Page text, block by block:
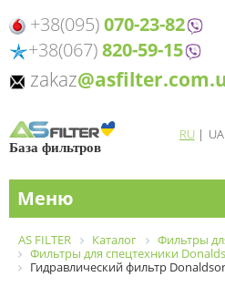
+38(095)070-23-82
+38(067)820-59-15
zakaz
База фильтров
RU| UA
Меню
AS FILTER Каталог
Фильтры
Фильтры для спецтехники
Гидравлический фильтр